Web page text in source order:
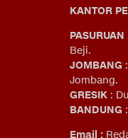
KANTOR
PASURUAN
Beji.
JOMBANG
Jombang.
GRESIK :
BANDUNG
Email :